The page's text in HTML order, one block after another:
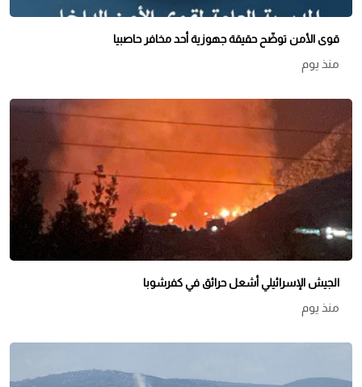
قوى الأمن توضّح حقيقة جهوزية أحد مخافر حاصبيا
منذ يوم
الجيش الإسرائيلي أشعل حرائق في كفرشوبا
منذ يوم